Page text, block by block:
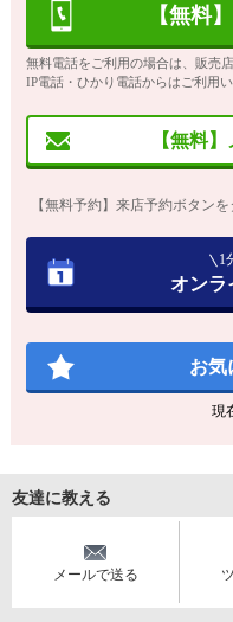
【無料
無料電話をご利用の場合は、販売
IP電話・ひかり電話からはご利用い
【無料
【無料予約】来店予約ボタン
1
オンラ
お気
現
友達に教える
メールで送る